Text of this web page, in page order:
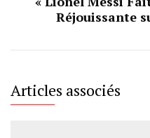
Réjouissante
Articles associés